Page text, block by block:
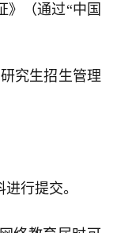
（通过“中国
究生招生管理
行提交。